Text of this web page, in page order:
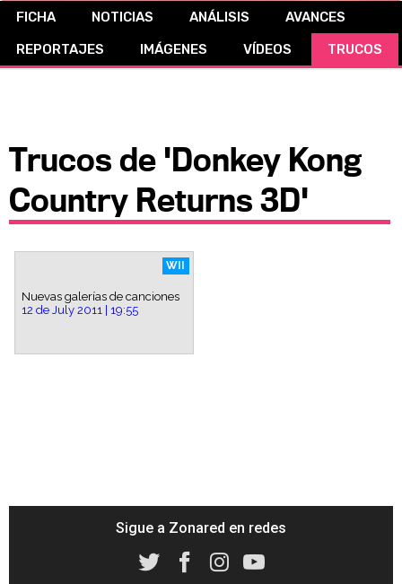
CÓMICS
MANGA
FICHA NOTICIAS ANÁLISIS
AVANCES
REPORTAJES
IMÁGENES VÍDEOS TRUCOS
Trucos de 'Donkey Kong
Country Returns 3D'
WII
Nuevas galerías de canciones
12 de July 2011 | 19:55
Sigue a Zonared en redes